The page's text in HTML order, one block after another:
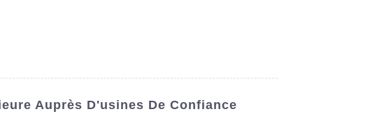
Auprès D'usines De Confiance